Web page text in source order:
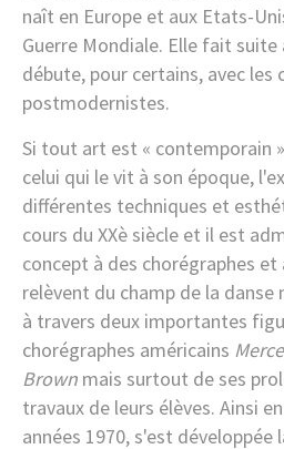
DANSES DE SALON / LATIN & VALSE
FORMATION PRO
STUDIO PHOTO
LOCATION SALLES
HORAIRES / TARIFS
HORAIRES
TARIFS
CONTACT
naît en Europe et aux Etats-
Guerre Mondiale. Elle fait
débute, pour certains, avec les
postmodernistes.
Si tout art est « contemporain
celui qui le vit à son époque,
différentes techniques et
cours du XXè siècle et il est
concept à des chorégraphes
relèvent du champ de la danse
à travers deux importantes
chorégraphes américains
Brown mais surtout de ses
travaux de leurs élèves. Ainsi
années 1970, s'est développée